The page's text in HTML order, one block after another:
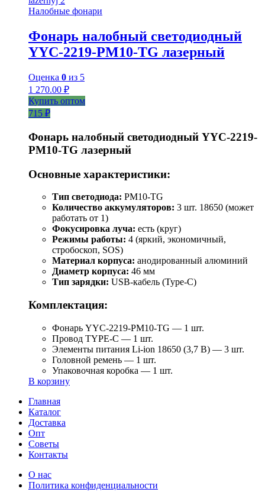
Налобные фонари
Фонарь налобный светодиодный
YYC-2219-PM10-TG лазерный
Оценка 0 из 5
1 270.00 ₽
Купить оптом
715 ₽
Фонарь налобный светодиодный YYC-2219-
PM10-TG лазерный
Основные характеристики:
Тип светодиода: PM10-TG
Количество аккумуляторов: 3 шт. 18650 (может
работать от 1)
Фокусировка луча: есть (круг)
Режимы работы: 4 (яркий, экономичный,
стробоскоп, SOS)
Материал корпуса: анодированный алюминий
Диаметр корпуса: 46 мм
Тип зарядки: USB-кабель (Type-C)
Комплектация:
Фонарь YYC-2219-PM10-TG — 1 шт.
Провод TYPE-C — 1 шт.
Элементы питания Li-ion 18650 (3,7 В) — 3 шт.
Головной ремень — 1 шт.
Упаковочная коробка — 1 шт.
В корзину
Главная
Каталог
Доставка
Опт
Советы
Контакты
О нас
Политика конфиденциальности